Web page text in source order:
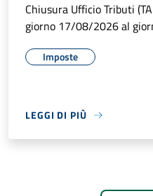
Chiusura Ufficio Tributi
giorno 17/08/2026 al
Imposte
LEGGI DI PIÙ